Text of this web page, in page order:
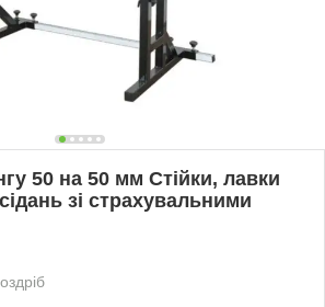
50 на 50 мм Стійки, лавки
зі страхувальними